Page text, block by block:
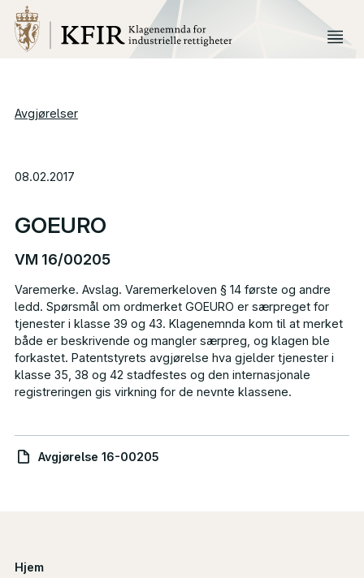
Avgjørelser
08.02.2017
GOEURO
VM 16/00205
Varemerke. Avslag. Varemerkeloven § 14 første og andre
ledd. Spørsmål om ordmerket GOEURO er særpreget for
tjenester i klasse 39 og 43. Klagenemnda kom til at merket
både er beskrivende og mangler særpreg, og klagen ble
forkastet. Patentstyrets avgjørelse hva gjelder tjenester i
klasse 35, 38 og 42 stadfestes og den internasjonale
registreringen gis virkning for de nevnte klassene.
Avgjørelse 16-00205
Hjem